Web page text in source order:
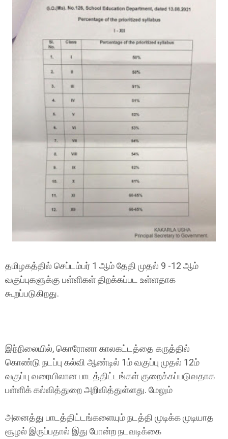
தமிழகத்தில் செப்டம்பர் 1 ஆம் தேதி முதல் 9 -12 ஆம்
வகுப்புகளுக்கு பள்ளிகள் திறக்கப்பட உள்ளதாக
கூறப்படுகிறது.
இந்நிலையில், கொரோனா காலகட்டத்தை கருத்தில்
கொண்டு நடப்பு கல்வி ஆண்டில் 1ம் வகுப்பு முதல் 12ம்
வகுப்பு வரையிலான பாடத்திட்டங்கள் குறைக்கப்படுவதாக
பள்ளிக் கல்வித்துறை அறிவித்துள்ளது. மேலும்
அனைத்து பாடத்திட்டங்களையும் நடத்தி முடிக்க முடியாத
சூழல் இருப்பதால் இது போன்ற நடவடிக்கை